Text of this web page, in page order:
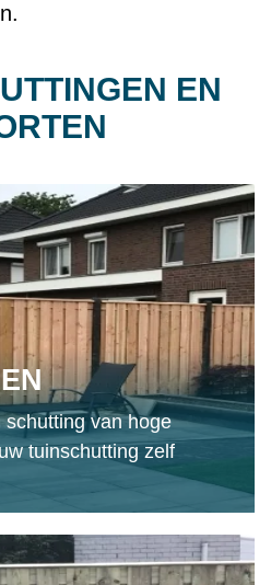
EN
van hoge
tuinschutting zelf